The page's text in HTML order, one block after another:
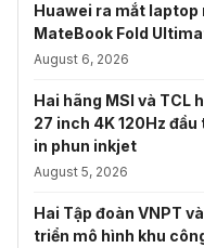
Huawei ra mắt laptop
MateBook Fold
August 6, 2026
Hai hãng MSI và TCL
27 inch 4K 120Hz
in phun inkjet
August 5, 2026
Hai Tập đoàn VNPT
triển mô hình khu